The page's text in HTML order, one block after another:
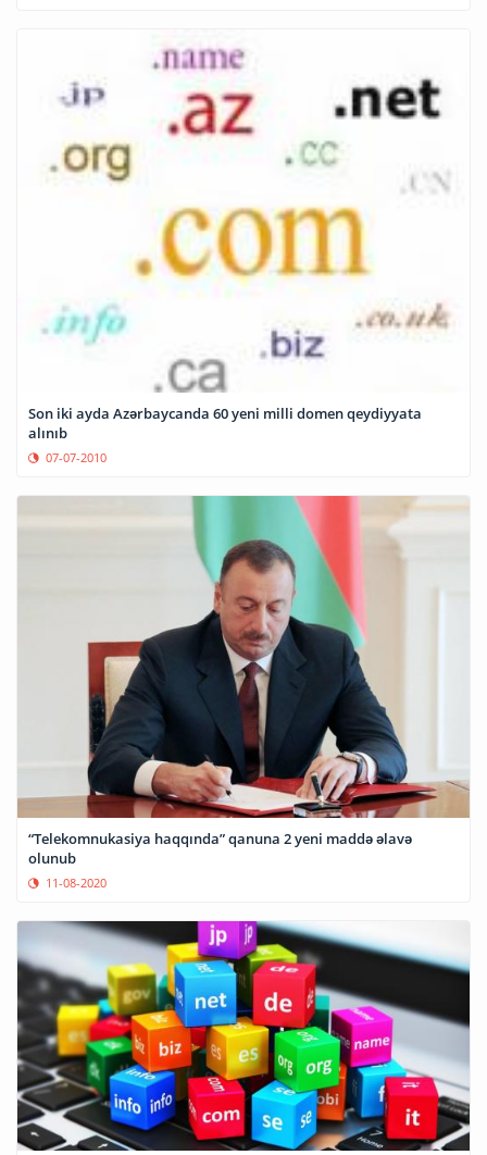
Son iki ayda Azərbaycanda 60 yeni milli domen qeydiyyata
alınıb
07-07-2010
“Telekomnukasiya haqqında” qanuna 2 yeni maddə əlavə
olunub
11-08-2020